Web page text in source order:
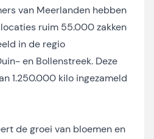
van Meerlanden hebben
locaties ruim 55.000 zakken
in de regio
en Bollenstreek. Deze
1.250.000 kilo ingezameld
de groei van bloemen en